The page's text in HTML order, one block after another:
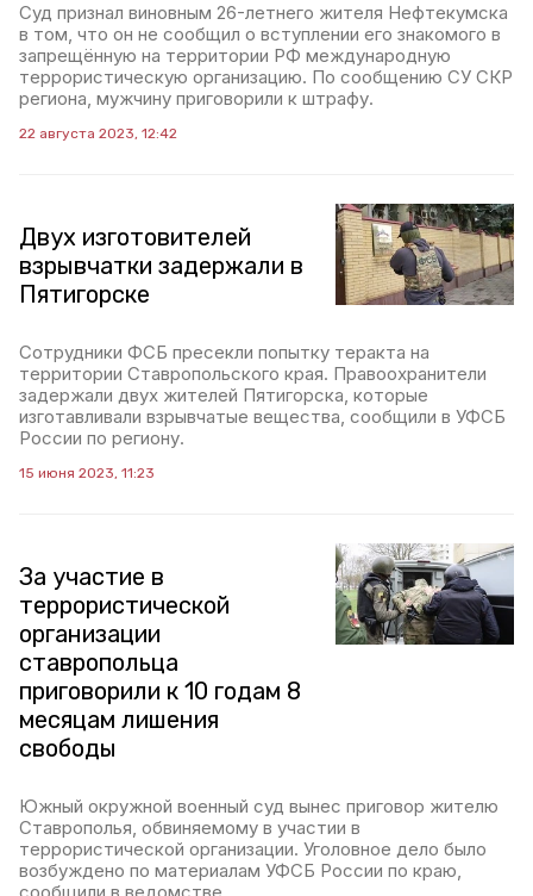
Суд признал виновным 26-летнего жителя Нефтекумска
в том, что он не сообщил о вступлении его знакомого в
запрещённую на территории РФ международную
террористическую организацию. По сообщению СУ СКР
региона, мужчину приговорили к штрафу.
22 августа 2023, 12:42
Двух изготовителей
взрывчатки задержали в
Пятигорске
Сотрудники ФСБ пресекли попытку теракта на
территории Ставропольского края. Правоохранители
задержали двух жителей Пятигорска, которые
изготавливали взрывчатые вещества, сообщили в УФСБ
России по региону.
15 июня 2023, 11:23
За участие в
террористической
организации
ставропольца
приговорили к 10 годам 8
месяцам лишения
свободы
Южный окружной военный суд вынес приговор жителю
Ставрополья, обвиняемому в участии в
террористической организации. Уголовное дело было
возбуждено по материалам УФСБ России по краю,